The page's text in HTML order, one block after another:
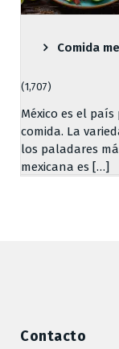
Comida
(1,707)
México es el
comida. La
los paladares
mexicana es […]
Contacto